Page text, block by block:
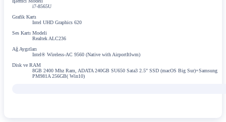
i7-8565U
Grafik Kartı
Intel UHD Graphics 620
Ses Kartı Modeli
Realtek ALC236
Ağ Aygıtları
Intel® Wireless-AC 9560 (Native with AirportItlwm)
Disk ve RAM
8GB 2400 Mhz Ram, ADATA 240GB SU650 Sata3 2.5" SSD (macOS Big Sur)+Samsung
PM981A 256GB( Win10)